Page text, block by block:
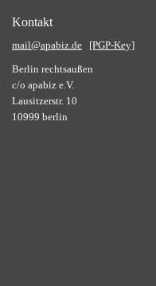
Kontakt
mail@apabiz.de [PGP-Key]
Berlin rechtsaußen
c/o apabiz e.V.
Lausitzerstr. 10
10999 berlin